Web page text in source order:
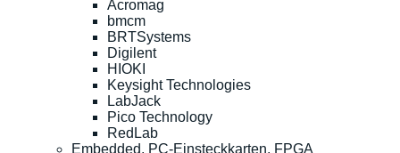
Acromag
bmcm
BRTSystems
Digilent
HIOKI
Keysight Technologies
LabJack
Pico Technology
RedLab
Embedded, PC-Einsteckkarten, FPGA